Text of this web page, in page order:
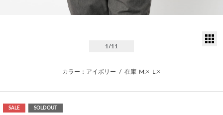
1 /11
カラー：アイボリー / 在庫 M:× L:×
SALE SOLDOUT